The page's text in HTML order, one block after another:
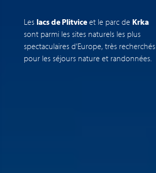
Les lacs de Plitviceet le parc de Krka
sont parmi les sites naturels les plus
spectaculaires d’Europe, très recherchés
pour les séjours nature et randonnées.